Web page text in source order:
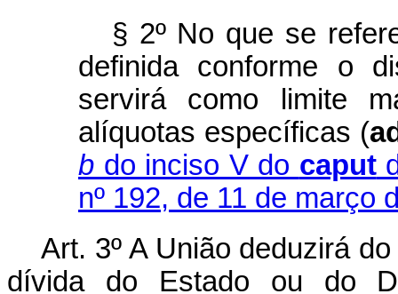
§ 2º No que se
definida conforme o
servirá como limite
alíquotas específicas (
b do inciso V do caput
nº 192, de 11 de março
Art. 3º A União deduzirá
dívida do Estado ou do